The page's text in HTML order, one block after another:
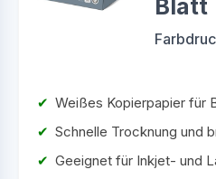
Blatt
Weißes Kopierpapier für
Schnelle Trocknung und
Geeignet für Inkjet- und